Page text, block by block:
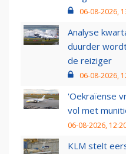
06-08-2026,
Analyse
duurder
de reiziger
06-08-2026,
'Oekraïense
vol met
06-08-2026,
KLM stelt